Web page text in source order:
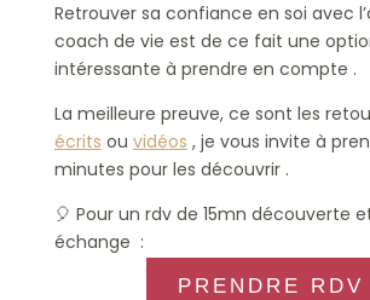
Retrouver sa confiance en soi avec
coach de vie est de ce fait une
intéressante à prendre en compte .
La meilleure preuve, ce sont les
écrits ou vidéos , je vous invite à
minutes pour les découvrir .
🎈 Pour un rdv de 15mn découverte
échange :
PRENDRE RDV